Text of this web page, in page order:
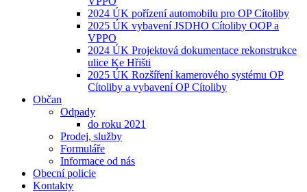
2024 ÚK pořízení automobilu pro OP Cítoliby
2025 ÚK vybavení JSDHO Cítoliby OOP a
VPPO
2024 ÚK Projektová dokumentace rekonstrukce
ulice Ke Hřišti
2025 ÚK Rozšíření kamerového systému OP
Cítoliby a vybavení OP Cítoliby
Občan
Odpady
do roku 2021
Prodej, služby
Formuláře
Informace od nás
Obecní policie
Kontakty